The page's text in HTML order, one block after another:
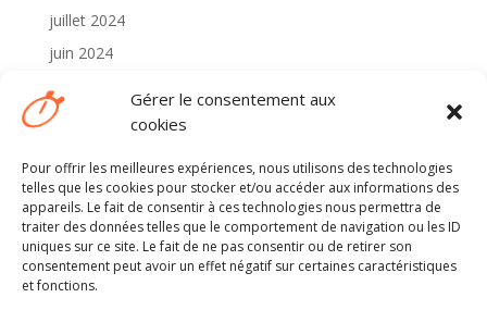
Gérer le consentement aux
cookies
Pour offrir les meilleures expériences, nous utilisons des technologies
telles que les cookies pour stocker et/ou accéder aux informations des
appareils. Le fait de consentir à ces technologies nous permettra de
traiter des données telles que le comportement de navigation ou les ID
uniques sur ce site. Le fait de ne pas consentir ou de retirer son
consentement peut avoir un effet négatif sur certaines caractéristiques
et fonctions.
juillet 2024
juin 2024
mai 2024
avril 2024
Catégories
2024
Non classé
Méta